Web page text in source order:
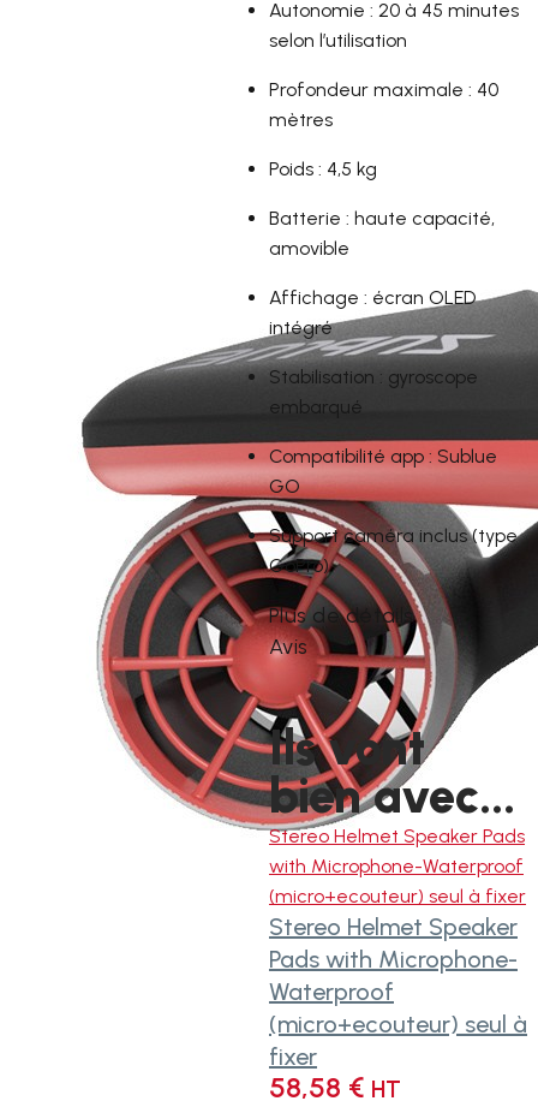
Autonomie : 20 à 45 minutes
selon l’utilisation
Profondeur maximale : 40
mètres
Poids : 4,5 kg
Batterie : haute capacité,
amovible
Affichage : écran OLED
intégré
Stabilisation : gyroscope
embarqué
Compatibilité app : Sublue
GO
Support caméra inclus (type
GoPro)
Plus de détails
Avis
Ils vont
bien avec...
Stereo Helmet Speaker Pads
with Microphone-Waterproof
(micro+ecouteur) seul à fixer
Stereo Helmet Speaker
Pads with Microphone-
Waterproof
(micro+ecouteur) seul à
fixer
58,58 € HT